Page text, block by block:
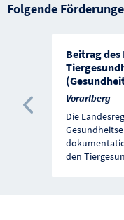
Folgende
Beitrag des
Vorarlberg
Die
den
Vorherige